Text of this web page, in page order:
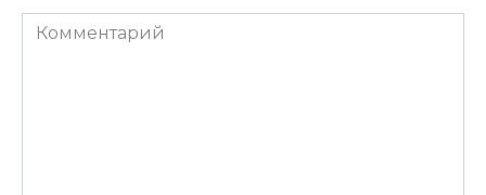
Комментарий